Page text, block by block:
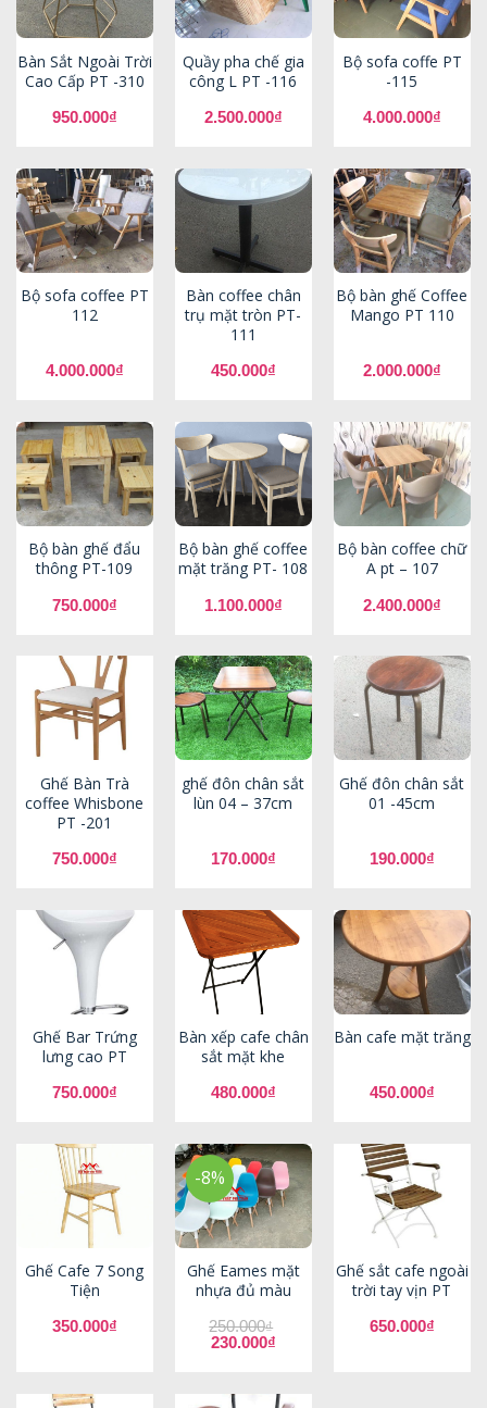
Bàn Sắt Ngoài Trời
Cao Cấp PT -310
950.000₫
Quầy pha chế gia
công L PT -116
2.500.000₫
Bộ sofa coffe PT
-115
4.000.000₫
Bộ sofa coffee PT
112
4.000.000₫
Bàn coffee chân
trụ mặt tròn PT-
111
450.000₫
Bộ bàn ghế Coffee
Mango PT 110
2.000.000₫
Bộ bàn ghế đẩu
thông PT-109
750.000₫
Bộ bàn ghế coffee
mặt trăng PT- 108
1.100.000₫
Bộ bàn coffee chữ
A pt – 107
2.400.000₫
Ghế Bàn Trà
coffee Whisbone
PT -201
750.000₫
ghế đôn chân sắt
lùn 04 – 37cm
170.000₫
Ghế đôn chân sắt
01 -45cm
190.000₫
Ghế Bar Trứng
lưng cao PT
750.000₫
Bàn xếp cafe chân
sắt mặt khe
480.000₫
Bàn cafe mặt trăng
450.000₫
Ghế Cafe 7 Song
Tiện
350.000₫
-8%
Ghế Eames mặt
nhựa đủ màu
250.000₫
Giá
gốc
230.000₫Giá
230.000₫.
Ghế sắt cafe ngoài
trời tay vịn PT
650.000₫